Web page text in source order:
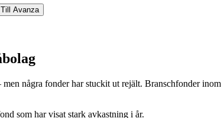
Till Avanza
några fonder har stuckit ut rejält. Branschfonder
som har visat stark avkastning i år.